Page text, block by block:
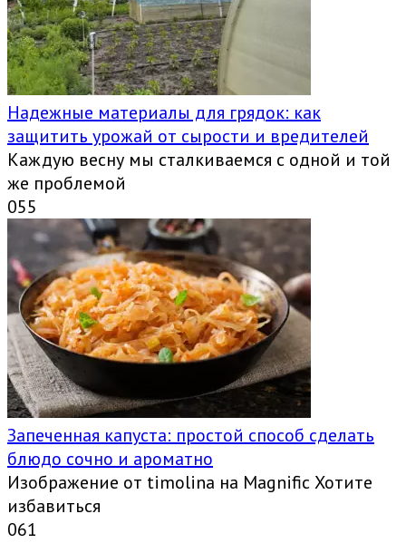
Надежные материалы для грядок: как
защитить урожай от сырости и вредителей
Каждую весну мы сталкиваемся с одной и той
же проблемой
055
Запеченная капуста: простой способ сделать
блюдо сочно и ароматно
Изображение от timolina на Magnific Хотите
избавиться
061